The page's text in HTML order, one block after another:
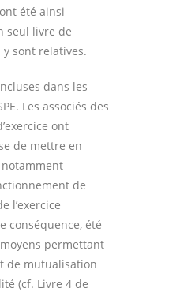
été ainsi
seul livre de
y sont relatives.
dans les
Les associés des
ont
de mettre en
de
l’exercice
conséquence, été
permettant
de mutualisation
(cf. Livre 4 de